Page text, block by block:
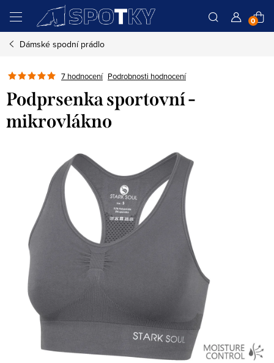
obsah
Dámské spodní prádlo
7 hodnocení Podrobnosti hodnocení
Podprsenka sportovní -
mikrovlákno